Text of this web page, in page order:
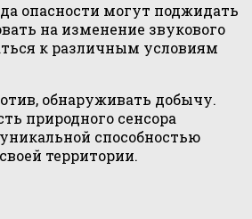
опасности могут поджидать
на изменение звукового
к различным условиям
обнаруживать добычу.
природного сенсора
способностью
территории.